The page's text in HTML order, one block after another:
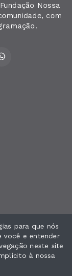
Nossa
com
para que nós
você e entender
neste site
à nossa